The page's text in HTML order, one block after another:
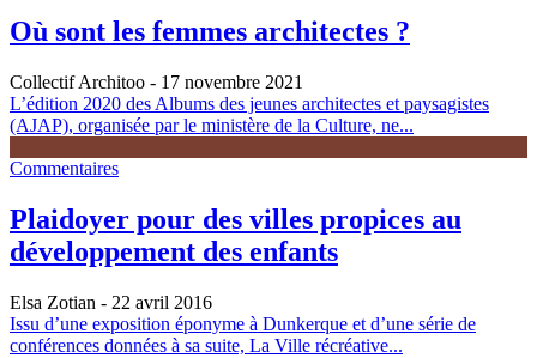
Où sont les femmes architectes ?
Collectif Architoo - 17 novembre 2021
L’édition 2020 des Albums des jeunes architectes et paysagistes
(AJAP), organisée par le ministère de la Culture, ne...
Commentaires
Plaidoyer pour des villes propices au
développement des enfants
Elsa Zotian - 22 avril 2016
Issu d’une exposition éponyme à Dunkerque et d’une série de
conférences données à sa suite, La Ville récréative...